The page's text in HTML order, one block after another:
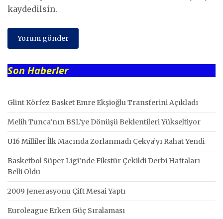
kaydedilsin.
Son Haberler
Glint Körfez Basket Emre Ekşioğlu Transferini Açıkladı
Melih Tunca’nın BSL’ye Dönüşü Beklentileri Yükseltiyor
U16 Milliler İlk Maçında Zorlanmadı Çekya’yı Rahat Yendi
Basketbol Süper Ligi’nde Fikstür Çekildi Derbi Haftaları
Belli Oldu
2009 Jenerasyonu Çift Mesai Yaptı
Euroleague Erken Güç Sıralaması